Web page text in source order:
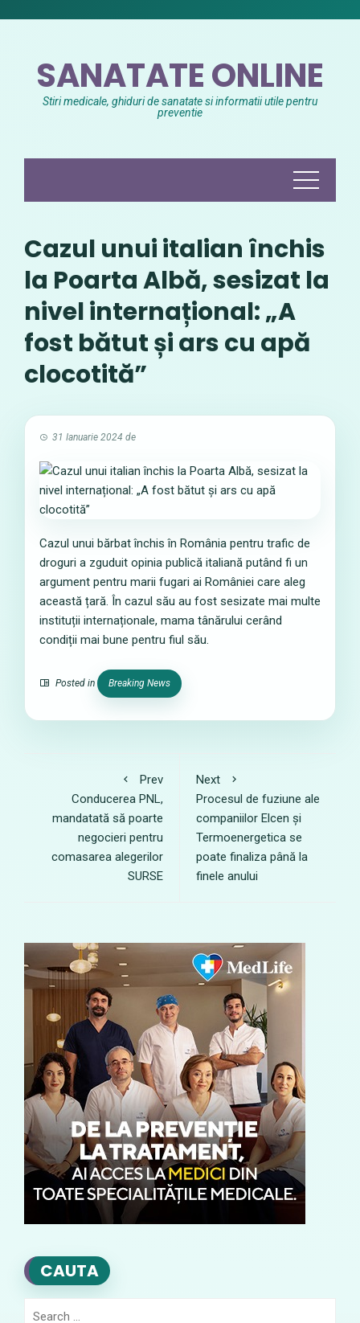
SANATATE ONLINE
Stiri medicale, ghiduri de sanatate si informatii utile pentru
preventie
Cazul unui italian închis
la Poarta Albă, sesizat la
nivel internațional: „A
fost bătut și ars cu apă
clocotită”
31 Ianuarie 2024 de
Cazul unui bărbat închis în România pentru trafic de
droguri a zguduit opinia publică italiană putând fi un
argument pentru marii fugari ai României care aleg
această țară. În cazul său au fost sesizate mai multe
instituții internaționale, mama tânărului cerând
condiții mai bune pentru fiul său.
Posted in Breaking News
Prev
Conducerea PNL,
mandatată să poarte
negocieri pentru
comasarea alegerilor
SURSE
Next
Procesul de fuziune ale
companiilor Elcen și
Termoenergetica se
poate finaliza până la
finele anului
CAUTA